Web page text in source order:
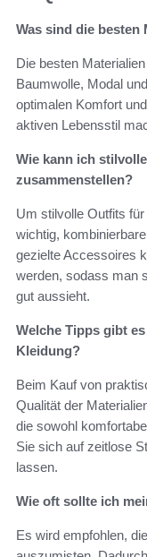
Was sind die besten
Die besten
Baumwolle, Modal
optimalen Komfort
aktiven Lebensstil
Wie kann ich
zusammenstellen?
Um stilvolle Outfits
wichtig,
gezielte Accessoires
werden, sodass man
gut aussieht.
Welche Tipps gibt
Kleidung?
Beim Kauf von
Qualität der
die sowohl
Sie sich auf zeitlose
lassen.
Wie oft sollte ich
Es wird empfohlen,